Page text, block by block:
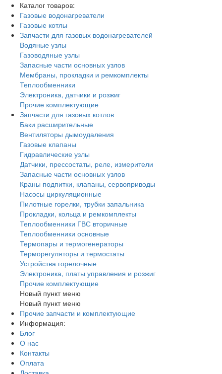
Каталог товаров:
Газовые водонагреватели
Газовые котлы
Запчасти для газовых водонагревателей
Водяные узлы
Газоводяные узлы
Запасные части основных узлов
Мембраны, прокладки и ремкомплекты
Теплообменники
Электроника, датчики и розжиг
Прочие комплектующие
Запчасти для газовых котлов
Баки расширительные
Вентиляторы дымоудаления
Газовые клапаны
Гидравлические узлы
Датчики, прессостаты, реле, измерители
Запасные части основных узлов
Краны подпитки, клапаны, сервоприводы
Насосы циркуляционные
Пилотные горелки, трубки запальника
Прокладки, кольца и ремкомплекты
Теплообменники ГВС вторичные
Теплообменники основные
Термопары и термогенераторы
Терморегуляторы и термостаты
Устройства горелочные
Электроника, платы управления и розжиг
Прочие комплектующие
Новый пункт меню
Новый пункт меню
Прочие запчасти и комплектующие
Информация:
Блог
О нас
Контакты
Оплата